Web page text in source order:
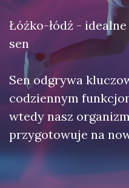
Łóżko-łódź -
sen
Sen odgrywa
codziennym
wtedy nasz
przygotowuje na